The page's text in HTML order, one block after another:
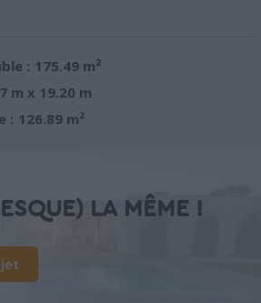
: 175.49 m²
m x 19.20 m
: 126.89 m²
LA MÊME !